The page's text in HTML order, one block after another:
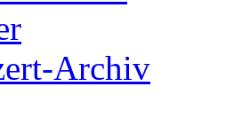
Archiv